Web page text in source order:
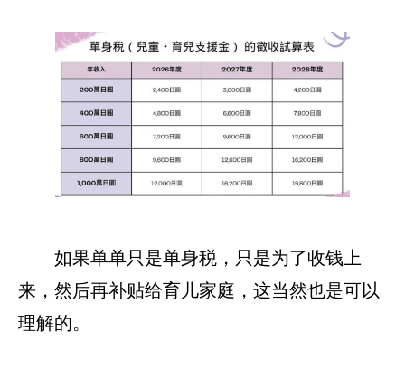
如果单单只是单身税，只是为了收钱上
来，然后再补贴给育儿家庭，这当然也是可以
理解的。